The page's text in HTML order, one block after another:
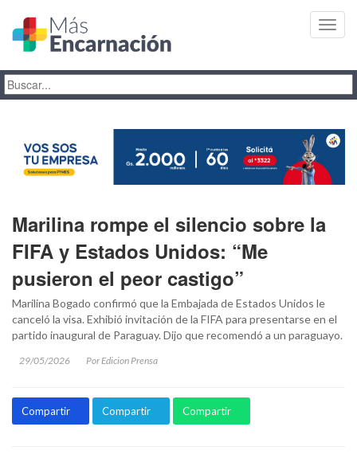
Marilina rompe el silencio sobre la
FIFA y Estados Unidos: “Me
pusieron el peor castigo”
Marilina Bogado confirmó que la Embajada de Estados Unidos le
canceló la visa. Exhibió invitación de la FIFA para presentarse en el
partido inaugural de Paraguay. Dijo que recomendó a un paraguayo.
29/05/2026 Por Edicion Prensa
Compartir Compartir Compartir